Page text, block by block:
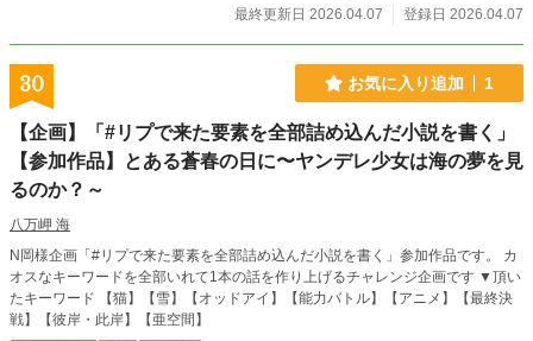
最終更新日 2026.04.07
登録日 2026.04.07
30 お気に入り追加 1
【企画】「#リプで来た要素を全部詰め込んだ小説を書く」
【参加作品】とある蒼春の日に〜ヤンデレ少女は海の夢を見
るのか？～
八万岬 海
N岡様企画「#リプで来た要素を全部詰め込んだ小説を書く」参加作品です。 カ
オスなキーワードを全部いれて1本の話を作り上げるチャレンジ企画です ▼頂い
たキーワード 【猫】【雪】【オッドアイ】【能力バトル】【アニメ】【最終決
戦】【彼岸・此岸】【亜空間】